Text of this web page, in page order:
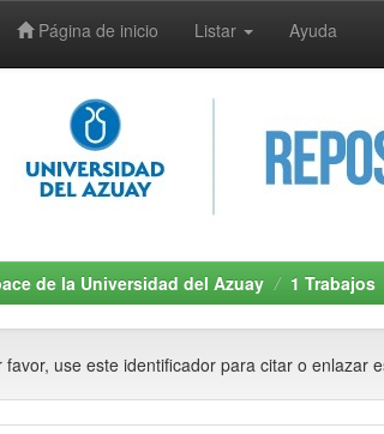
Página de inicio Listar Ayuda
de la Universidad del Azuay 1 Trabajos
favor, use este identificador para citar o enlazar